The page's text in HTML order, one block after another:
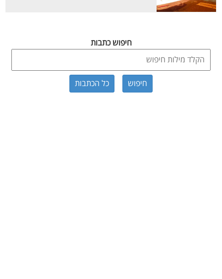
חיפוש כתבות
כל הכתבות